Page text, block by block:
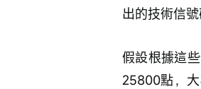
出的技術信
假設根據這
25800點，